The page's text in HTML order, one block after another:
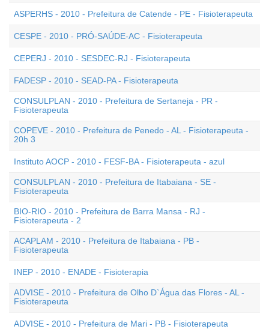
ASPERHS - 2010 - Prefeitura de Catende - PE - Fisioterapeuta
CESPE - 2010 - PRÓ-SAÚDE-AC - Fisioterapeuta
CEPERJ - 2010 - SESDEC-RJ - Fisioterapeuta
FADESP - 2010 - SEAD-PA - Fisioterapeuta
CONSULPLAN - 2010 - Prefeitura de Sertaneja - PR -
Fisioterapeuta
COPEVE - 2010 - Prefeitura de Penedo - AL - Fisioterapeuta -
20h 3
Instituto AOCP - 2010 - FESF-BA - Fisioterapeuta - azul
CONSULPLAN - 2010 - Prefeitura de Itabaiana - SE -
Fisioterapeuta
BIO-RIO - 2010 - Prefeitura de Barra Mansa - RJ -
Fisioterapeuta - 2
ACAPLAM - 2010 - Prefeitura de Itabaiana - PB -
Fisioterapeuta
INEP - 2010 - ENADE - Fisioterapia
ADVISE - 2010 - Prefeitura de Olho D`Água das Flores - AL -
Fisioterapeuta
ADVISE - 2010 - Prefeitura de Mari - PB - Fisioterapeuta